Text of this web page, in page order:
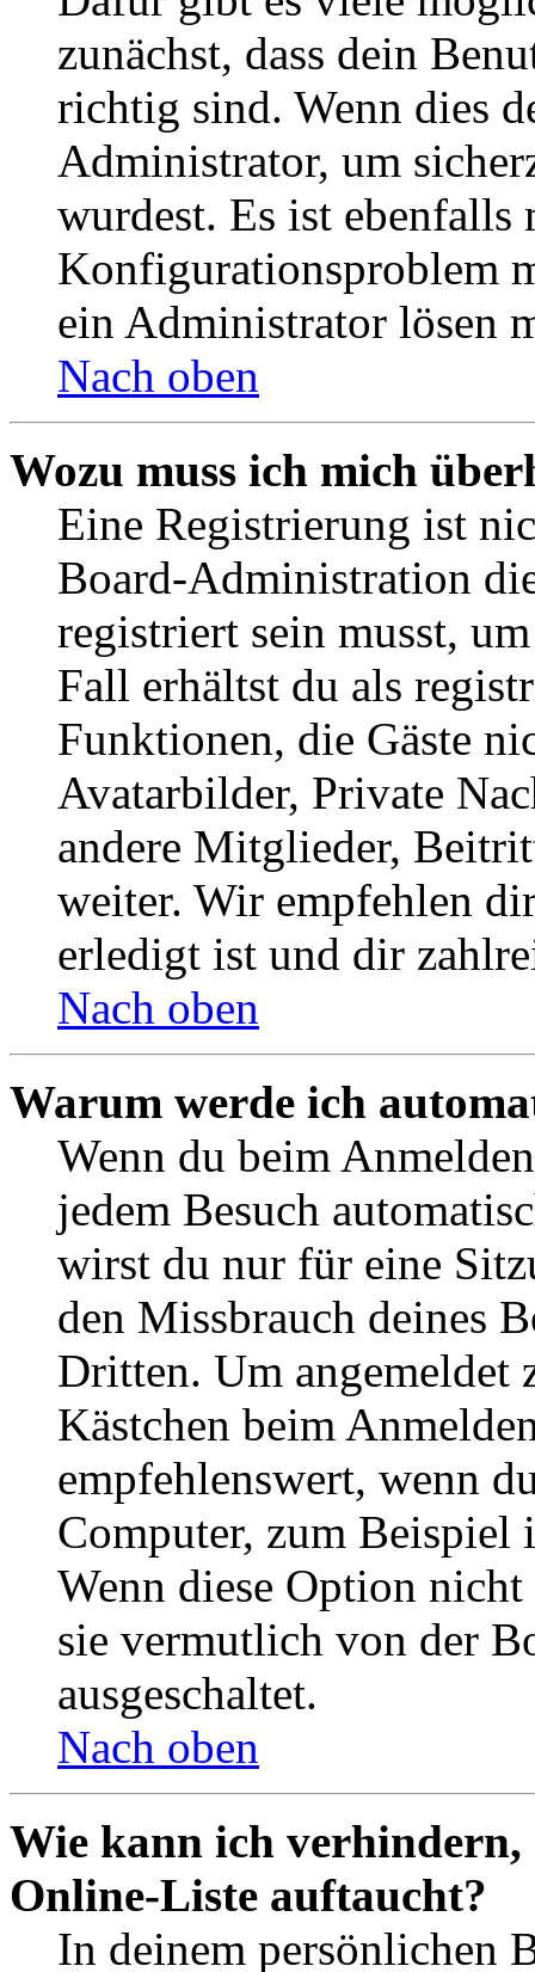
zunächst, dass dein
richtig sind. Wenn dies
Administrator, um
wurdest. Es ist ebenfalls
Konfigurationsproblem
ein Administrator lösen
Nach oben
Wozu muss ich mich
Eine Registrierung ist
Board-Administration
registriert sein musst,
Fall erhältst du als
Funktionen, die Gäste
Avatarbilder, Private
andere Mitglieder,
weiter. Wir empfehlen
erledigt ist und dir
Nach oben
Warum werde ich
Wenn du beim
jedem Besuch
wirst du nur für eine
den Missbrauch deines
Dritten. Um angemeldet
Kästchen beim
empfehlenswert, wenn
Computer, zum Beispiel
Wenn diese Option
sie vermutlich von der
ausgeschaltet.
Nach oben
Wie kann ich verhindern,
Online-Liste auftaucht?
In deinem persönlichen